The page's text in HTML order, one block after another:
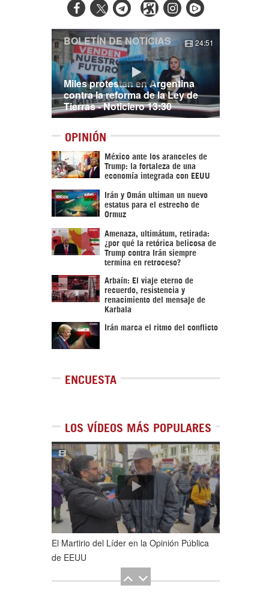
  
Miles protestan en Argentina
contra la reforma de la Ley de
Tierras - Noticiero 13:30
BOLETÍN DE NOTICIAS 24:51
OPINIÓN
México ante los aranceles de
Trump: la fortaleza de una
economía integrada con EEUU
Irán y Omán ultiman un nuevo
estatus para el estrecho de
Ormuz
Amenaza, ultimátum, retirada:
¿por qué la retórica belicosa de
Trump contra Irán siempre
termina en retroceso?
Arbaín: El viaje eterno de
recuerdo, resistencia y
renacimiento del mensaje de
Karbala
Irán marca el ritmo del conflicto
ENCUESTA
LOS VÍDEOS MÁS POPULARES
1de5
El Martirio del Líder en la Opinión Pública
de EEUU